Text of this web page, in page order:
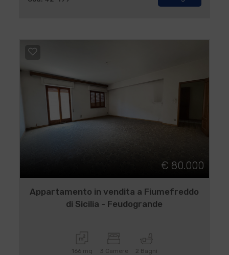
€ 80.000
Appartamento in vendita a Fiumefreddo
di Sicilia - Feudogrande
166 mq 3 Camere 2 Bagni